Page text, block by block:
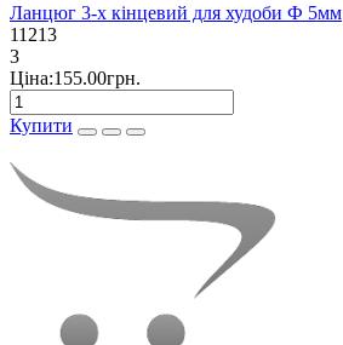
Ланцюг 3-х кінцевий для худоби Ф 5мм
11213
3
Ціна:155.00грн.
Купити